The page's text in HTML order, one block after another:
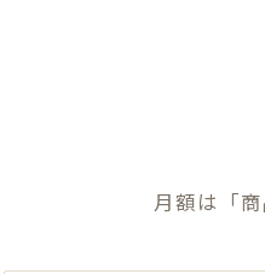
月額は「